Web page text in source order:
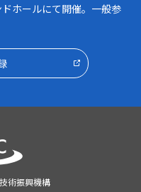
ホールにて開催。一般参
術振興機構